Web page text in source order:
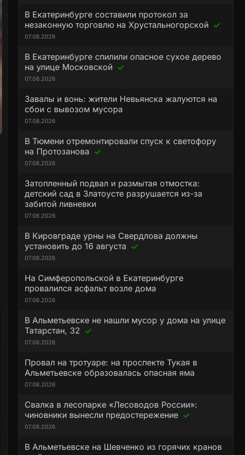
В Екатеринбурге составили протокол за
незаконную торговлю на Хрустальногорской
07.08.2026
В Екатеринбурге спилили опасное сухое дерево
на улице Московской
07.08.2026
Завалы и вонь: жители Невьянска жалуются на
сбои с вывозом мусора
07.08.2026
В Тюмени отремонтировали спуск к светофору
на Протозанова
07.08.2026
Затопленный подвал и размытая отмостка:
детский сад в Златоусте разрушается из-за
забитой ливневки
07.08.2026
В Кировграде урны на Свердлова должны
установить до 16 августа
07.08.2026
На Симферопольской в Екатеринбурге
провалился асфальт возле дома
07.08.2026
В Альметьевске не нашли мусор у дома на улице
Татарстан, 32
07.08.2026
Провал на тротуаре: на проспекте Тукая в
Альметьевске образовалась опасная яма
07.08.2026
Свалка в лесопарке «Лесоводов России»:
чиновники вынесли предостережение
07.08.2026
В Альметьевске на Шевченко из горячих кранов